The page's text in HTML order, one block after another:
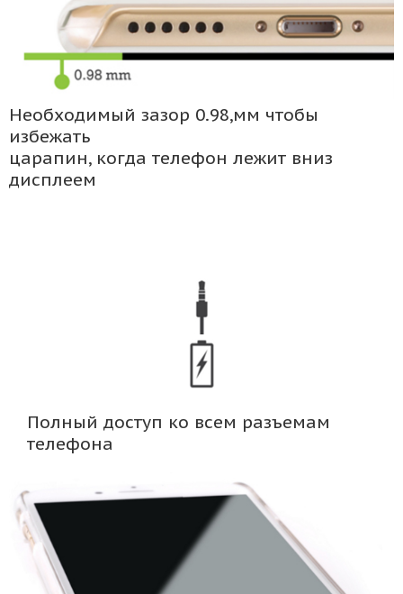
Необходимый зазор 0.98,мм чтобы
избежать
царапин, когда телефон лежит вниз
дисплеем
Полный доступ ко всем разъемам
телефона